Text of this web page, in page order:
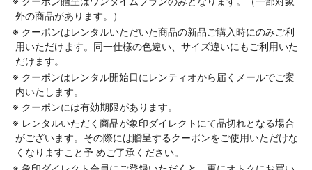
外の商品があります。）
※ クーポンはレンタルいただいた商品の新品ご購入時にのみご利
用いただけます。同一仕様の色違い、サイズ違いにもご利用いた
だけます。
※ クーポンはレンタル開始日にレンティオから届くメールでご案
内いたします。
※ クーポンには有効期限があります。
※ レンタルいただく商品が象印ダイレクトにて品切れとなる場合
がございます。その際には贈呈するクーポンをご使用いただけな
くなりますこと予 めご了承ください。